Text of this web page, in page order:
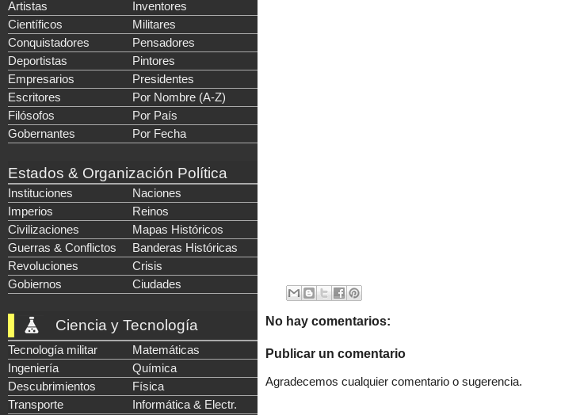
No hay comentarios:
Publicar un comentario
Agradecemos cualquier comentario o sugerencia.
Artistas
Inventores
Científicos
Militares
Conquistadores
Pensadores
Deportistas
Pintores
Empresarios
Presidentes
Escritores
Por Nombre (A-Z)
Filósofos
Por País
Gobernantes
Por Fecha
Estados & Organización Política
Instituciones
Naciones
Imperios
Reinos
Civilizaciones
Mapas Históricos
Guerras & Conflictos
Banderas Históricas
Revoluciones
Crisis
Gobiernos
Ciudades
Ciencia y Tecnología
Tecnología militar
Matemáticas
Ingeniería
Química
Descubrimientos
Física
Transporte
Informática & Electr.